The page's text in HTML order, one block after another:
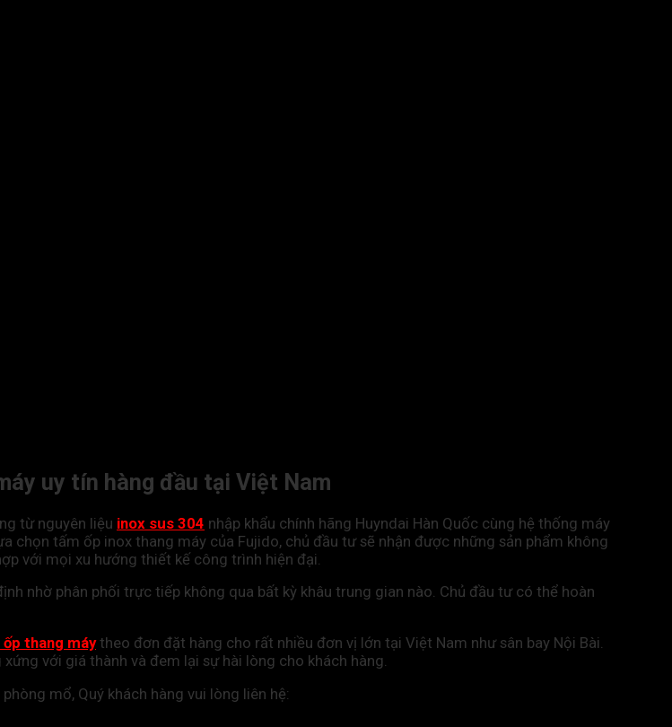
uy tín hàng đầu tại Việt Nam
từ nguyên liệu inox sus 304 nhập khẩu chính hãng Huyndai Hàn Quốc cùng hệ thống máy
chọn tấm ốp inox thang máy của Fujido, chủ đầu tư sẽ nhận được những sản phẩm không
với mọi xu hướng thiết kế công trình hiện đại.
nhờ phân phối trực tiếp không qua bất kỳ khâu trung gian nào. Chủ đầu tư có thể hoàn
thang máytheo đơn đặt hàng cho rất nhiều đơn vị lớn tại Việt Nam như sân bay Nội Bài.
với giá thành và đem lại sự hài lòng cho khách hàng.
mổ, Quý khách hàng vui lòng liên hệ: